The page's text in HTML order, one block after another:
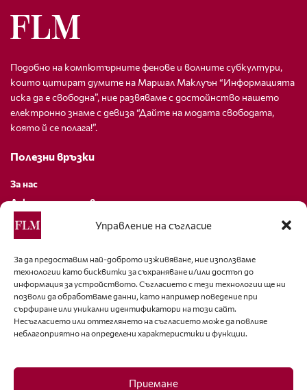
Управление на съгласие
За да предоставим най-доброто изживяване, ние използваме
технологии като бисквитки за съхраняване и/или достъп до
информация за устройството. Съгласието с тези технологии ще ни
позволи да обработваме данни, като например поведение при
сърфиране или уникални идентификатори на този сайт.
Несъгласието или оттеглянето на съгласието може да повлияе
неблагоприятно на определени характеристики и функции.
Приемане
Подобно на компютърните фенове и волните субкултури,
които цитират думите на Маршал Маклуън “Информацията
иска да е свободна”, ние развяваме с достойнство нашето
електронно знаме с девиза “Дайте на модата свободата,
която й се полага!”.
Полезни връзки
За нас
Декларация за поверителност
Политика за бисквитки
За контакти
editor@fashion-lifestyle.net
+359 88 227 33 47
Последвайте ни
Facebook